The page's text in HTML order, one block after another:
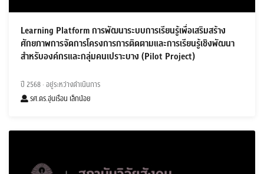
Learning Platform การพัฒนาระบบการเรียนรู้เพื่อเสริมสร้าง
ศักยภาพการจัดการโครงการการติดตามและการเรียนรู้เชิงพัฒนา
สำหรับองค์กรและกลุ่มคนเปราะบาง (Pilot Project)
ปี 2568 · อยู่ระหว่างดำเนินการ
รศ.ดร.อุ่นเรือน เล็กน้อย